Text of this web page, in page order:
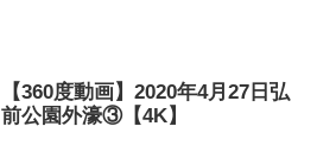
【360度動画】2020年4月27日弘
前公園外濠③【4K】